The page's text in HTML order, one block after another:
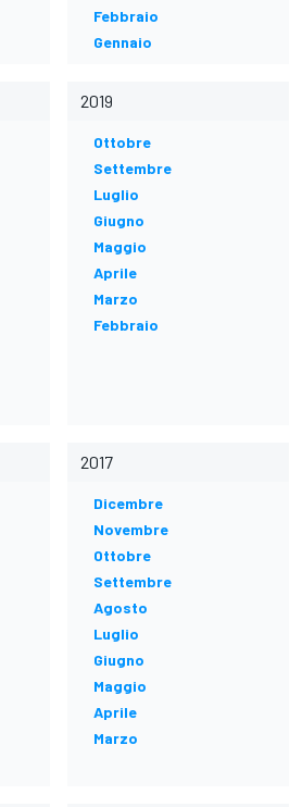
Febbraio
Gennaio
2019
Ottobre
Settembre
Luglio
Giugno
Maggio
Aprile
Marzo
Febbraio
2017
Dicembre
Novembre
Ottobre
Settembre
Agosto
Luglio
Giugno
Maggio
Aprile
Marzo